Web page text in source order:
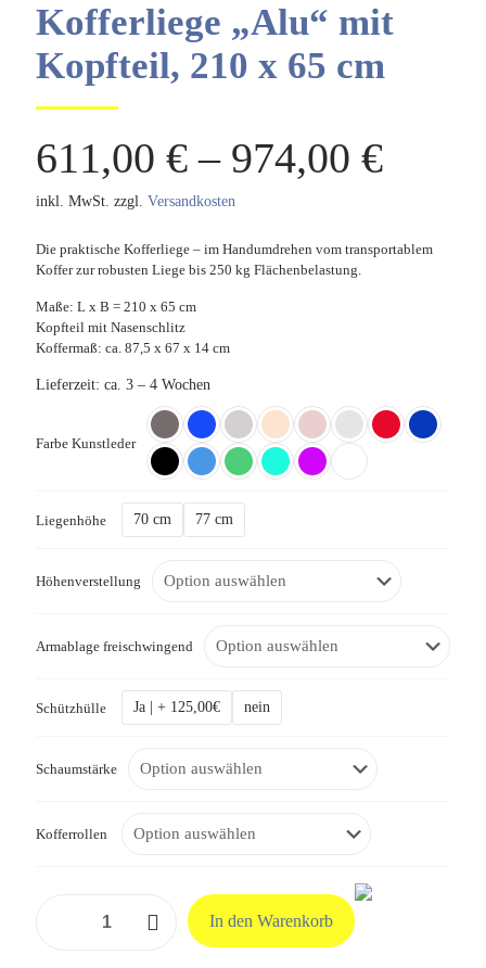
Kofferliege „Alu“ mit
Kopfteil, 210 x 65 cm
611,00 € – 974,00 €
inkl. MwSt. zzgl. Versandkosten
Die praktische Kofferliege – im Handumdrehen vom transportablem
Koffer zur robusten Liege bis 250 kg Flächenbelastung.
Maße: L x B = 210 x 65 cm
Kopfteil mit Nasenschlitz
Koffermaß: ca. 87,5 x 67 x 14 cm
Lieferzeit: ca. 3 – 4 Wochen
Farbe Kunstleder
Liegenhöhe 70 cm 77 cm
Höhenverstellung
Armablage freischwingend
Schützhülle Ja | + 125,00€ nein
Schaumstärke
Kofferrollen
In den Warenkorb